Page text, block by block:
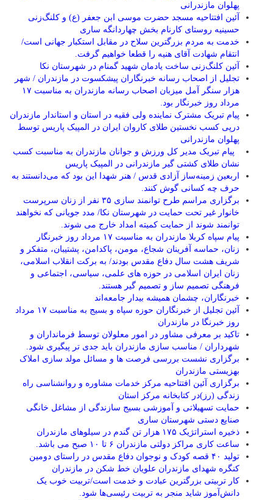
پهلوان مازندرانی
آئین افتتاحیه مسجد حضرت موسی ابن جعفر (ع) و کلنگ‌زنی
حسینیه روستای کارنام بخش چهاردانگه ساری
خدمت به مردم بزرگترین سلاح در مقابل استکبار جهانی است/
انتقام شهادت آقای هنیه را قطعا خواهیم گرفت.
آئین کلنگ‌زنی ساخت یادمان شهید گمنام در شهرستان نکا
تجلیل از اصحاب رسانه خبرنگاران پیشکسوت در مازندران / شهر
هزار سنگر آمل میزبان اصحاب رسانه مازندران به مناسبت ۱۷
مرداد روز خبرنگار بود.
پیام تبریک مشترک نماینده ولی فقیه در استان و استاندار مازندران
درپی کسب نخستین طلای کاروان ایران در المپیک پاریس توسط
پهلوان مازندرانی
‍ ‍ پیام تبریک مدیر کل ورزش و جوانان مازندران به مناسبت کسب
نشان طلای کشتی گیر مازندرانی در المپیک پاریس
اربعین زمینه‌ساز آزادی قدس / هنر شهدا این بود که می‌دانستند به
حرف چه کسانی گوش کنند.
برگزاری مراسم طرح توانمند سازی ۳۵ نفر از زنان سرپرست
خانوار غیر تحت حمایت در شهرستان نکا/ مدد جویانی که نخواهند
توانمند شوند از حمایت کمیته امداد خارج می شوند.
پیام سپاه کربلا مازندران به مناسبت ۱۷ مرداد روز خبرنگار
زنان، حماسه آفرینان شجاع، مومن، پاکدامن، پشتیبان، متفکر و
شریف هشت سال دفاع مقدس بودند/ به برکت انقلاب اسلامی،
زنان ایران اسلامی در حوزه های علمی، سیاسی، اجتماعی و
فرهنگی تصمیم ساز و تصمیم گیر هستند.
خبرنگاران، چشمان همیشه بیدار جامعه‌اند
آئین تجلیل از خبرنگاران حوزه سپاه و بسیج به مناسبت ۱۷ مرداد
روز خبرنگا در مازندران
تاکید بر معرفی مشاور در امور معلولان توسط فرمانداران و
شهرداران / مناسب سازی مازندران باید جدی تر پیگیری شود.
برگزاری نشست بررسی فرصت ها و مسائل مولد سازی املاک
بهزیستی مازندران
برگزاری آئین افتتاحیه مرکز خدمات مشاوره و روانشناسی راه
زندگی (رز)در کتابخانه مرکز استان
حمایت تسهیلاتی و آموزشی بسیج سازندگی از مشاغل خانگی
صنایع دستی شهرستان ساری
ذخیره استراتژیک ۱۷۵ هزار تن گندم در سیلوهای مازندران
ساعت کاری مراکز دولتی مازندران ۶ تا ۱۰ صبح می باشد.
تولید ۴۰ قصه کودک و نوجوان دفاع مقدس در راستای دومین
کنگره شهدای مازندران علویان خط شکن در مازندران
کار تربیتی بزرگترین عبادت و خدمت است/تربیت خوب یک
دانش‌آموز شاید منجر به تربیت رئیسی‌ها شود.